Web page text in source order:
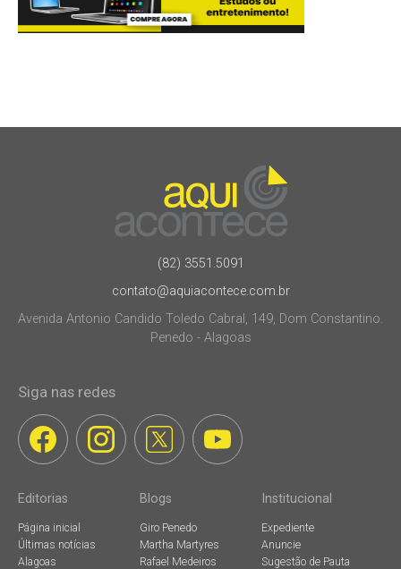
(82) 3551.5091
contato@aquiacontece.com.br
Avenida Antonio Candido Toledo Cabral, 149, Dom Constantino.
Penedo - Alagoas
Siga nas redes
Editorias
Página inicial
Últimas notícias
Alagoas
Blogs
Giro Penedo
Martha Martyres
Rafael Medeiros
Institucional
Expediente
Anuncie
Sugestão de Pauta